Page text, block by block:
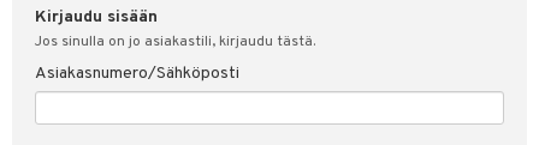
Fitness
Koti & Sisustus
Lelut, Lapsi & Vauva
Kirjaudu sisään
Jos sinulla on jo asiakastili, kirjaudu tästä.
Asiakasnumero/Sähköposti
& vastauksia